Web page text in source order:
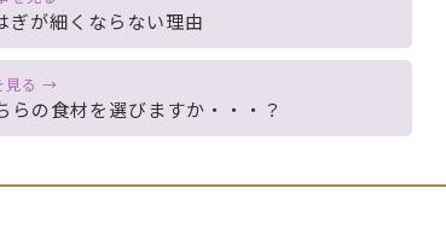
ぎが細くならない理由
の食材を選びますか・・・？